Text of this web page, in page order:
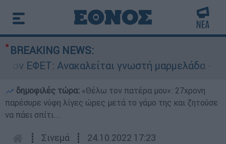
BREAKING NEWS:
γνωστή μαρμελάδα - Κίνδυνος
δημοφιλές τώρα: «Θέλω τον πατέρα μου»: 27χρονη
παρέσυρε νύφη λίγες ώρες μετά το γάμο της και ζητούσε
να πάει σπίτι...
┋ Σινεμά ┋ 24.10.2022 17:23